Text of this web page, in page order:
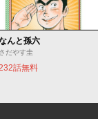
んと孫六
さだやす圭
話無料